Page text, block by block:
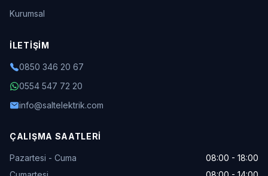
Kurumsal
İLETIŞIM
0850 346 20 67
0554 547 72 20
info@saltelektrik.com
ÇALIŞMA SAATLERI
Pazartesi - Cuma
08:00 - 18:00